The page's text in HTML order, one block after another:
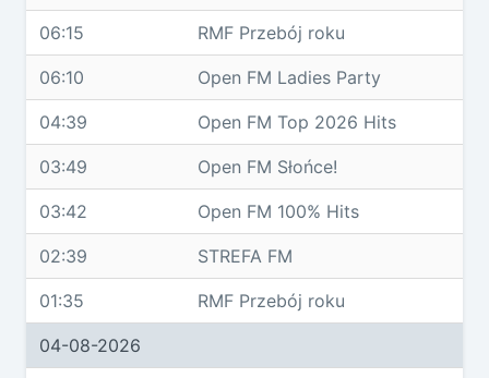
06:15 RMF Przebój roku
06:10 Open FM Ladies Party
04:39 Open FM Top 2026 Hits
03:49 Open FM Słońce!
03:42 Open FM 100% Hits
02:39 STREFA FM
01:35 RMF Przebój roku
04-08-2026